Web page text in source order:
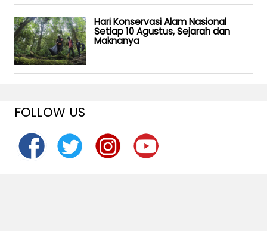
Hari Konservasi Alam Nasional
Setiap 10 Agustus, Sejarah dan
Maknanya
FOLLOW US